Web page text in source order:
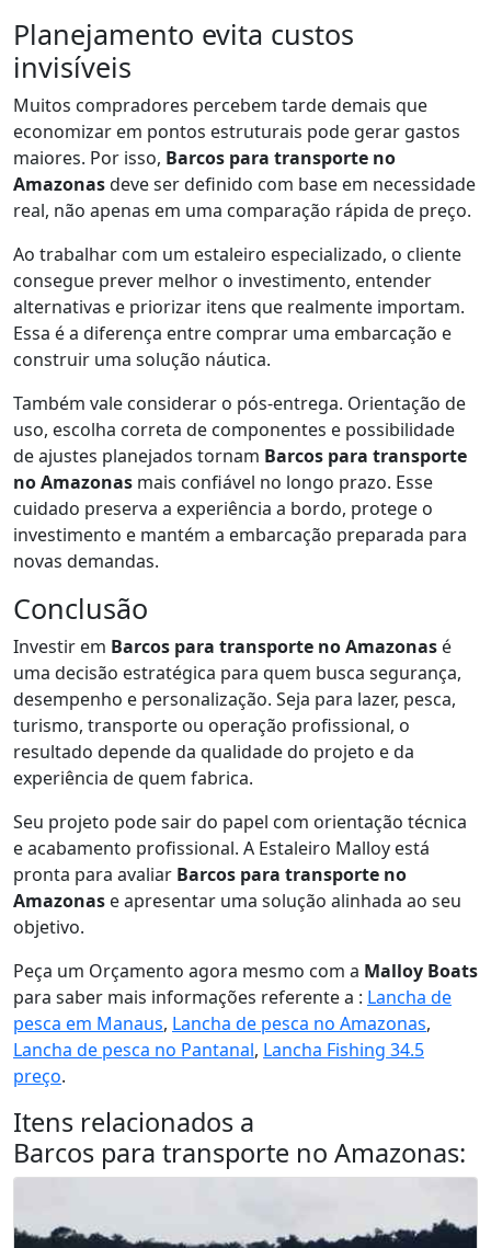
Planejamento evita custos
invisíveis
Muitos compradores percebem tarde demais que
economizar em pontos estruturais pode gerar gastos
maiores. Por isso, Barcos para transporte no
Amazonasdeve ser definido com base em necessidade
real, não apenas em uma comparação rápida de preço.
Ao trabalhar com um estaleiro especializado, o cliente
consegue prever melhor o investimento, entender
alternativas e priorizar itens que realmente importam.
Essa é a diferença entre comprar uma embarcação e
construir uma solução náutica.
Também vale considerar o pós-entrega. Orientação de
uso, escolha correta de componentes e possibilidade
de ajustes planejados tornam Barcos para transporte
no Amazonas mais confiável no longo prazo. Esse
cuidado preserva a experiência a bordo, protege o
investimento e mantém a embarcação preparada para
novas demandas.
Conclusão
Investir em Barcos para transporte no Amazonas é
uma decisão estratégica para quem busca segurança,
desempenho e personalização. Seja para lazer, pesca,
turismo, transporte ou operação profissional, o
resultado depende da qualidade do projeto e da
experiência de quem fabrica.
Seu projeto pode sair do papel com orientação técnica
e acabamento profissional. A Estaleiro Malloy está
pronta para avaliar Barcos para transporte no
Amazonas e apresentar uma solução alinhada ao seu
objetivo.
Peça um Orçamento agora mesmo com a Malloy Boats
para saber mais informações referente a : Lancha de
pesca em Manaus, Lancha de pesca no Amazonas,
Lancha de pesca no Pantanal, Lancha Fishing 34.5
preço.
Itens relacionados a
Barcos para transporte no Amazonas: